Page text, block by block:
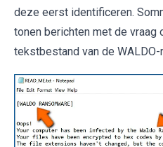
deze eerst identificeren.
tonen berichten met de
tekstbestand van de